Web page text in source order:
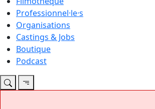
Professionnel·le·s
Organisations
Castings & Jobs
Boutique
Podcast